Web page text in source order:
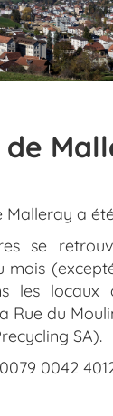
de
Malleray a
se
mois
les
Rue du
SA).
0042